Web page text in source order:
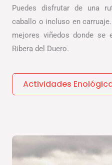
Puedes disfrutar de una
caballo o incluso en
mejores viñedos donde se
Ribera del Duero.
Actividades